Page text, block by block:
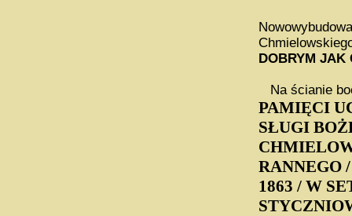
DOBRYM JAK
Na ścianie
PAMIĘCI
SŁUGI
RANNEGO
1863 / W